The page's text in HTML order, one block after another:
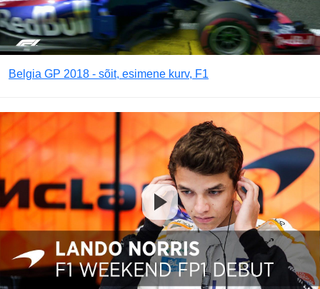
Belgia GP 2018 - sõit, esimene kurv, F1